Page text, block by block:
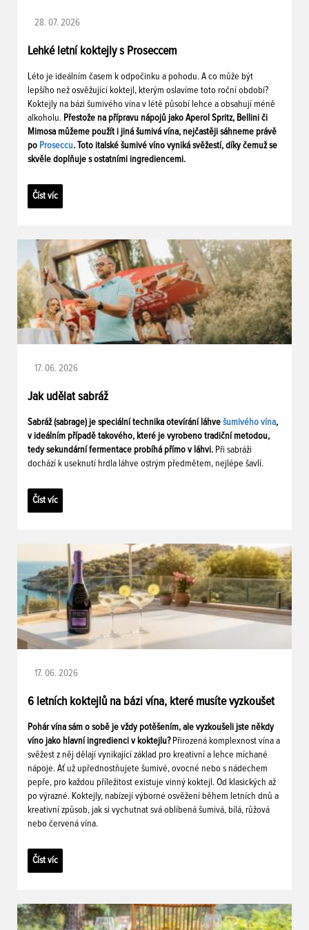
28. 07. 2026
Lehké letní koktejly s Proseccem
Léto je ideálním časem k odpočinku a pohodu. A co může být
lepšího než osvěžující koktejl, kterým oslavíme toto roční období?
Koktejly na bázi šumivého vína v létě působí lehce a obsahují méně
alkoholu. Přestože na přípravu nápojů jako Aperol Spritz, Bellini či
Mimosa můžeme použít i jiná šumivá vína, nejčastěji sáhneme právě
po Proseccu. Toto italské šumivé víno vyniká svěžestí, díky čemuž se
skvěle doplňuje s ostatními ingrediencemi.
Číst víc
17. 06. 2026
Jak udělat sabráž
Sabráž (sabrage) je speciální technika otevírání láhve šumivého vína,
v ideálním případě takového, které je vyrobeno tradiční metodou,
tedy sekundární fermentace probíhá přímo v láhvi. Při sabráži
dochází k useknutí hrdla láhve ostrým předmětem, nejlépe šavlí.
Číst víc
17. 06. 2026
6 letních koktejlů na bázi vína, které musíte vyzkoušet
Pohár vína sám o sobě je vždy potěšením, ale vyzkoušeli jste někdy
víno jako hlavní ingredienci v koktejlu? Přirozená komplexnost vína a
svěžest z něj dělají vynikající základ pro kreativní a lehce míchané
nápoje. Ať už upřednostňujete šumivé, ovocné nebo s nádechem
pepře, pro každou příležitost existuje vinný koktejl. Od klasických až
po výrazné. Koktejly, nabízejí výborné osvěžení během letních dnů a
kreativní způsob, jak si vychutnat svá oblíbená šumivá, bílá, růžová
nebo červená vína.
Číst víc